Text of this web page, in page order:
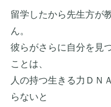
留学したから先生方が
ん。
彼らがさらに自分を見
ことは、
人の持つ生きる力ＤＮ
らないと